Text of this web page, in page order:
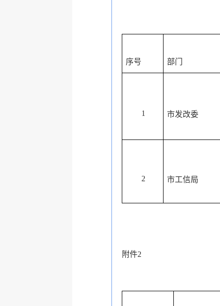
序号 部门
1 市发改委
2 市工信局
附件2